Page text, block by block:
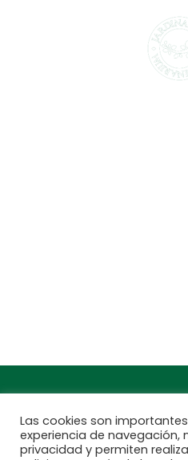
Las cookies son
experiencia de navegación,
privacidad y permiten